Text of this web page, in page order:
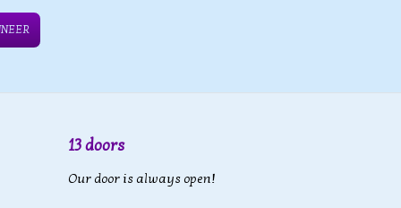
13 doors
Our door is always open!